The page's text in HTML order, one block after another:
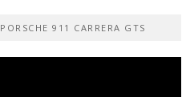
PORSCHE 911 CARRERA GTS